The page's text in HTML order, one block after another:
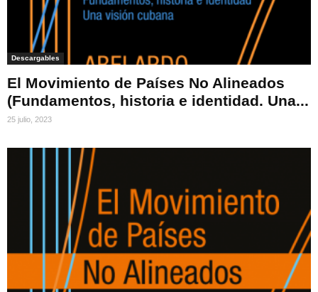
Descargables
El Movimiento de Países No Alineados
(Fundamentos, historia e identidad. Una...
25 julio, 2023